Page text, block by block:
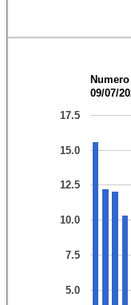
09/07/
5.0
7.5
10.0
12.5
15.0
17.5